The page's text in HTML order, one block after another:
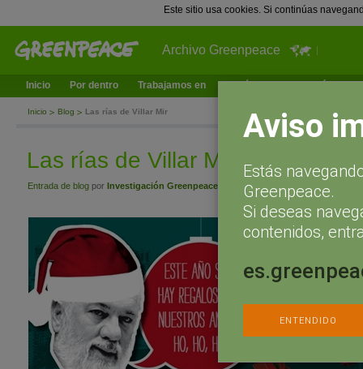
Este sitio usa cookies. Si continúas
Archivo Greenpeace
Inicio Por dentro Trabajamos en ¿Qué puedes hacer tú?
Inicio Blog Las rías de Villar Mir
Las rías de Villar Mir
Entrada de blog por Investigación Greenpeace - diciembre 19, 2012 a las 10:00
Aviso
Estás
Greenpeace.
Si deseas
contenidos,
ENTENDIDO